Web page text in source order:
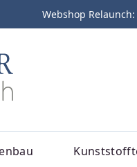
springen
Webshop